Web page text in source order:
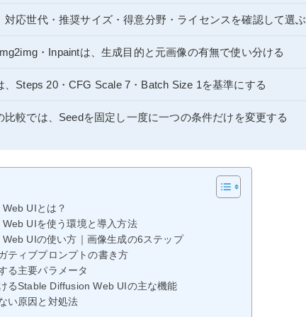
対応世代・推奨サイズ・得意分野・ライセンスを確認して選ぶ
・Inpaintは、生成目的と元画像の有無で使い分ける
、Steps 20・CFG Scale 7・Batch Size 1を基準にする
比較では、Seedを固定し一度に一つの条件だけを変更する
UIとは？
UIを使う環境と導入方法
UIの使い方｜画像生成の6ステップ
ティブプロンプトの書き方
る主要パラメータ
るStable Diffusion Web UIの主な機能
い原因と対処法